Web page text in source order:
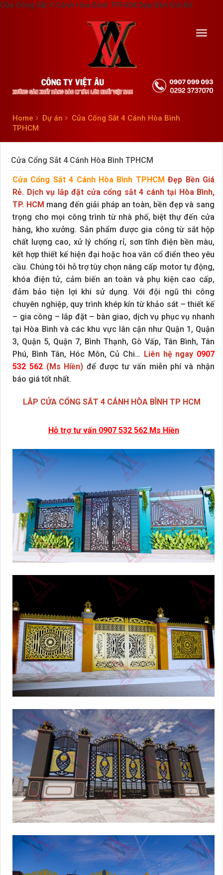
Cửa Cổng Sắt 4 Cánh Hòa Bình TPHCM Đẹp Bền Giá Rẻ
Home Dự án
Cửa Cổng Sắt 4 Cánh Hòa Bình
TPHCM
Cửa Cổng Sắt 4 Cánh Hòa Bình TPHCM
Cửa Cổng Sắt 4 Cánh Hòa Bình TPHCM Đẹp Bền Giá
Rẻ. Dịch vụ lắp đặt cửa cổng sắt 4 cánh tại Hòa Bình,
TP. HCM mang đến giải pháp an toàn, bền đẹp và sang
trọng cho mọi công trình từ nhà phố, biệt thự đến cửa
hàng, kho xưởng. Sản phẩm được gia công từ sắt hộp
chất lượng cao, xử lý chống rỉ, sơn tĩnh điện bền màu,
kết hợp thiết kế hiện đại hoặc hoa văn cổ điển theo yêu
cầu. Chúng tôi hỗ trợ tùy chọn nâng cấp motor tự động,
khóa điện tử, cảm biến an toàn và phụ kiện cao cấp,
đảm bảo tiện lợi khi sử dụng. Với đội ngũ thi công
chuyên nghiệp, quy trình khép kín từ khảo sát – thiết kế
– gia công – lắp đặt – bàn giao, dịch vụ phục vụ nhanh
tại Hòa Bình và các khu vực lân cận như Quận 1, Quận
3, Quận 5, Quận 7, Bình Thạnh, Gò Vấp, Tân Bình, Tân
Phú, Bình Tân, Hóc Môn, Củ Chi… Liên hệ ngay 0907
532 562(Ms Hiền) để được tư vấn miễn phí và nhận
báo giá tốt nhất.
LẮP CỬA CỔNG SẮT 4 CÁNH HÒA BÌNH TP HCM
Hỗ trợ tư vấn 0907 532 562 Ms Hiền